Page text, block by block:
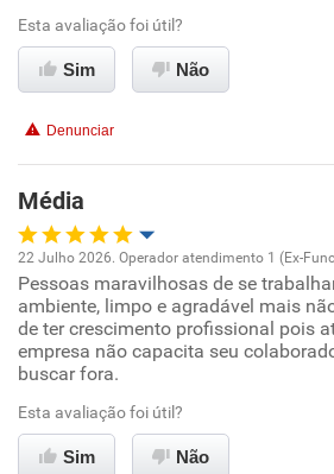
Ambiente de trabalho
Conciliação com a vida familiar
Recomenda esta empresa
Recomenda a diretoria
Esta avaliação foi útil?
Sim Não
Denunciar
Média
Oportunidade de promoção
Ambiente de trabalho
Conciliação com a vida familiar
Benefícios
22 Julho 2026. Operador atendimento 1 (Ex-
Pessoas maravilhosas de se
ambiente, limpo e agradável mais
de ter crescimento profissional pois
empresa não capacita seu
buscar fora.
Esta avaliação foi útil?
Sim Não